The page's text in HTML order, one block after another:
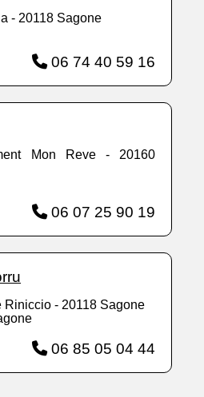
- 20118 Sagone
06 74 40 59 16
Mon Reve - 20160
06 07 25 90 19
Riniccio - 20118 Sagone
06 85 05 04 44